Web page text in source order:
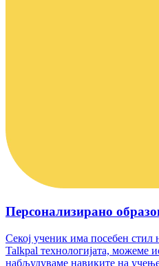
Персонализирано
Секој ученик има посебен
Talkpal технологијата, можеме
набљудуваме навиките на